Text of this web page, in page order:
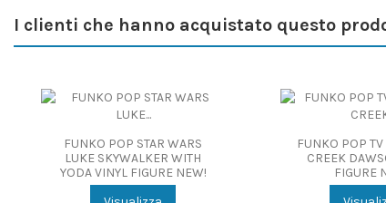
I clienti che hanno acquistato questo
FUNKO POP STAR WARS
LUKE SKYWALKER WITH
YODA VINYL FIGURE NEW!
FUNKO POP
CREEK
FIGURE